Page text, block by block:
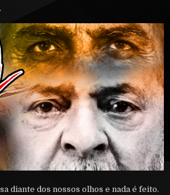
diante dos nossos olhos e nada é feito.